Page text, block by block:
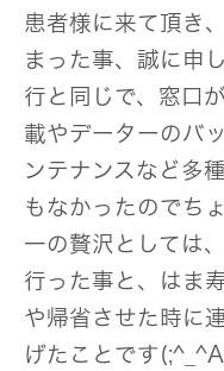
患者様に来て頂き
まった事、誠に申
行と同じで、窓口
載やデーターのバ
ンテナンスなど多
もなかったのでち
一の贅沢としては
行った事と、はま
や帰省させた時に
げたことです